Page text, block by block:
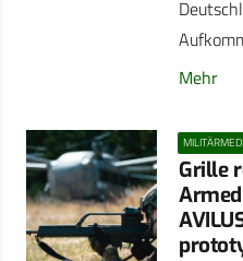
Mehr
Grille